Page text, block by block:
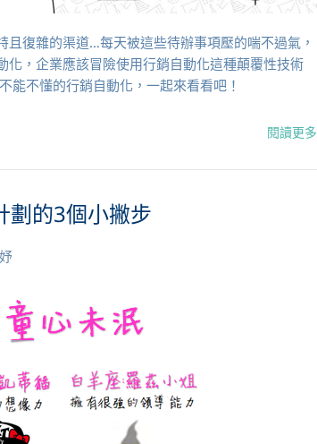
復雜的渠道…每天被這些待辦事項壓的喘不過氣，
，企業應該冒險使用行銷自動化這種顛覆性技術
能不懂的行銷自動化，一起來看看吧！
閱讀更多
劃的3個小撇步